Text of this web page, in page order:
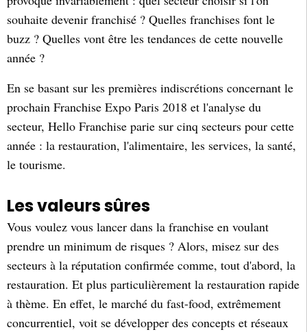
souhaite devenir franchisé ? Quelles franchises font le
buzz ? Quelles vont être les tendances de cette nouvelle
année ?
En se basant sur les premières indiscrétions concernant le
prochain Franchise Expo Paris 2018 et l'analyse du
secteur, Hello Franchise parie sur cinq secteurs pour cette
année : la restauration, l'alimentaire, les services, la santé,
le tourisme.
Les valeurs sûres
Vous voulez vous lancer dans la franchise en voulant
prendre un minimum de risques ? Alors, misez sur des
secteurs à la réputation confirmée comme, tout d'abord, la
restauration. Et plus particulièrement la restauration rapide
à thème. En effet, le marché du fast-food, extrêmement
concurrentiel, voit se développer des concepts et réseaux